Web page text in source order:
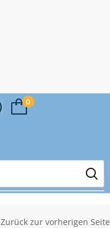
0
Zurück zur vorherigen Seite